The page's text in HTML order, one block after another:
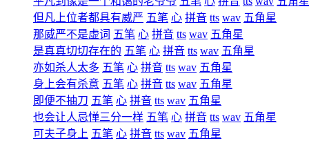
但凡上位者都具有威严 五笔 心 拼音 tts wav 五角星
那威严不是虚词 五笔 心 拼音 tts wav 五角星
是真真切切存在的 五笔 心 拼音 tts wav 五角星
亦如杀人太多 五笔 心 拼音 tts wav 五角星
身上会有杀意 五笔 心 拼音 tts wav 五角星
即便不抽刀 五笔 心 拼音 tts wav 五角星
也会让人忌惮三分一样 五笔 心 拼音 tts wav 五角星
可夫子身上 五笔 心 拼音 tts wav 五角星